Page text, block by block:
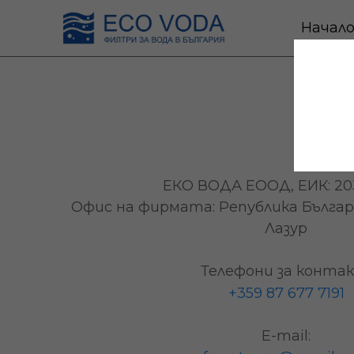
Начало
ЕКО ВОДА ЕООД, ЕИК:
Офис на фирмата: Република
Лазур
Телефони за
+359 87 677 7191
Е-mail: